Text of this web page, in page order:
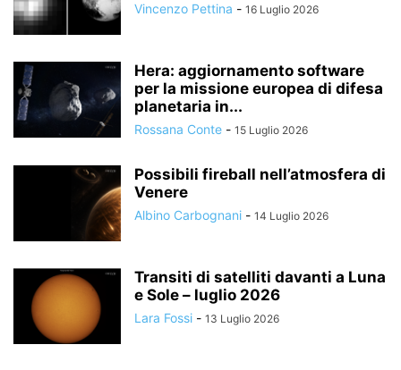
Vincenzo Pettina - 16 Luglio 2026
Hera: aggiornamento software
per la missione europea di difesa
planetaria in...
Rossana Conte - 15 Luglio 2026
Possibili fireball nell’atmosfera di
Venere
Albino Carbognani - 14 Luglio 2026
Transiti di satelliti davanti a Luna
e Sole – luglio 2026
Lara Fossi - 13 Luglio 2026